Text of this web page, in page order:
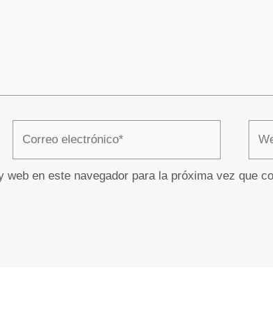
en este navegador para la próxima vez que